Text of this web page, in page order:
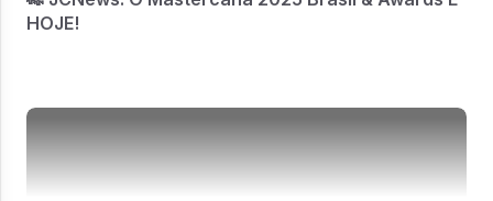
HOJE!